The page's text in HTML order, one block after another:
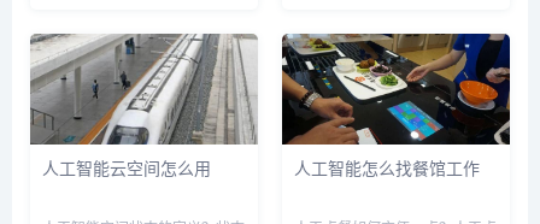
想知道最近进口牛奶在京东有没
有优惠？智能机器人会综合比较
各家品牌信息，为您给出最优选
择；早...
词。 Ai人工智能不可思相关长
尾关键词有以下这些： ai人工智
能不可思议的原因...
人工智能云空间怎么用 人工智能怎么找餐馆工作